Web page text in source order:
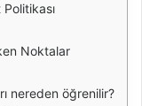
Politikası
Noktalar
nereden öğrenilir?